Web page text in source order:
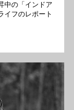
中の「インドア
イフのレポート